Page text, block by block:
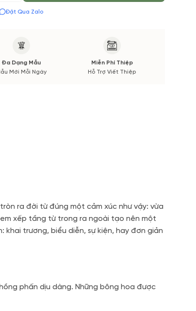
được thông báo đến Quý khách hàng xác nhận
Đặt Qua Zalo
Đa Dạng Mẫu
Mới Mỗi Ngày
Miễn Phí Thiệp
Hỗ Trợ Viết Thiệp
ra đời từ đúng một cảm xúc như vậy: vừa
xếp tầng từ trong ra ngoài tạo nên một
khai trương, biểu diễn, sự kiện, hay đơn giản
phấn dịu dàng. Những bông hoa được